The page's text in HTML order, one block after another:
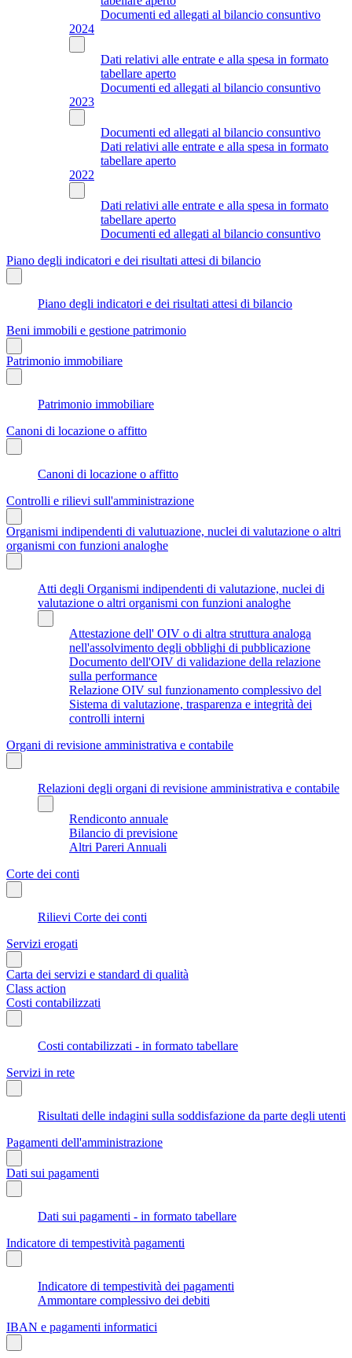
Documenti ed allegati al bilancio consuntivo
2024
Dati relativi alle entrate e alla spesa in formato
tabellare aperto
Documenti ed allegati al bilancio consuntivo
2023
Documenti ed allegati al bilancio consuntivo
Dati relativi alle entrate e alla spesa in formato
tabellare aperto
2022
Dati relativi alle entrate e alla spesa in formato
tabellare aperto
Documenti ed allegati al bilancio consuntivo
Piano degli indicatori e dei risultati attesi di bilancio
Piano degli indicatori e dei risultati attesi di bilancio
Beni immobili e gestione patrimonio
Patrimonio immobiliare
Patrimonio immobiliare
Canoni di locazione o affitto
Canoni di locazione o affitto
Controlli e rilievi sull'amministrazione
Organismi indipendenti di valutuazione, nuclei di valutazione o altri
organismi con funzioni analoghe
Atti degli Organismi indipendenti di valutazione, nuclei di
valutazione o altri organismi con funzioni analoghe
Attestazione dell' OIV o di altra struttura analoga
nell'assolvimento degli obblighi di pubblicazione
Documento dell'OIV di validazione della relazione
sulla performance
Relazione OIV sul funzionamento complessivo del
Sistema di valutazione, trasparenza e integrità dei
controlli interni
Organi di revisione amministrativa e contabile
Relazioni degli organi di revisione amministrativa e contabile
Rendiconto annuale
Bilancio di previsione
Altri Pareri Annuali
Corte dei conti
Rilievi Corte dei conti
Servizi erogati
Carta dei servizi e standard di qualità
Class action
Costi contabilizzati
Costi contabilizzati - in formato tabellare
Servizi in rete
Risultati delle indagini sulla soddisfazione da parte degli utenti
Pagamenti dell'amministrazione
Dati sui pagamenti
Dati sui pagamenti - in formato tabellare
Indicatore di tempestività pagamenti
Indicatore di tempestività dei pagamenti
Ammontare complessivo dei debiti
IBAN e pagamenti informatici